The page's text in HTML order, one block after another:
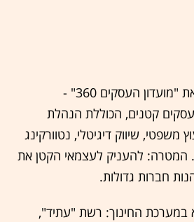
בקרוב תשיק הקבוצה את "מועדון העסקים 360" -
קטנים, הכוללת הנהלת
משפטי, שיווק דיגיטלי, נטוורקינג
המטרה: להעניק לעצמאי הקטן את
חברות גדולות.
במערכת החינוך: רשת "עתיד",